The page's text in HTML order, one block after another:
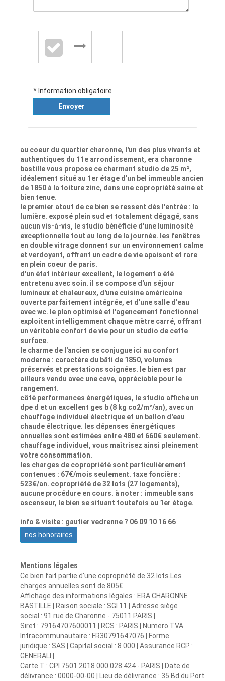
* Information obligatoire
Envoyer
au coeur du quartier charonne, l'un des plus vivants et
authentiques du 11e arrondissement, era charonne
bastille vous propose ce charmant studio de 25 m²,
idéalement situé au 1er étage d'un bel immeuble ancien
de 1850 à la toiture zinc, dans une copropriété saine et
bien tenue.
le premier atout de ce bien se ressent dès l'entrée : la
lumière. exposé plein sud et totalement dégagé, sans
aucun vis-à-vis, le studio bénéficie d'une luminosité
exceptionnelle tout au long de la journée. les fenêtres
en double vitrage donnent sur un environnement calme
et verdoyant, offrant un cadre de vie apaisant et rare
en plein coeur de paris.
d'un état intérieur excellent, le logement a été
entretenu avec soin. il se compose d'un séjour
lumineux et chaleureux, d'une cuisine américaine
ouverte parfaitement intégrée, et d'une salle d'eau
avec wc. le plan optimisé et l'agencement fonctionnel
exploitent intelligemment chaque mètre carré, offrant
un véritable confort de vie pour un studio de cette
surface.
le charme de l'ancien se conjugue ici au confort
moderne : caractère du bâti de 1850, volumes
préservés et prestations soignées. le bien est par
ailleurs vendu avec une cave, appréciable pour le
rangement.
côté performances énergétiques, le studio affiche un
dpe d et un excellent ges b (8 kg co2/m²/an), avec un
chauffage individuel électrique et un ballon d'eau
chaude électrique. les dépenses énergétiques
annuelles sont estimées entre 480 et 660€ seulement.
chauffage individuel, vous maîtrisez ainsi pleinement
votre consommation.
les charges de copropriété sont particulièrement
contenues : 67€/mois seulement. taxe foncière :
523€/an. copropriété de 32 lots (27 logements),
aucune procédure en cours. à noter : immeuble sans
ascenseur, le bien se situant toutefois au 1er étage.
info & visite : gautier vedrenne ? 06 09 10 16 66
nos honoraires
Mentions légales
Ce bien fait partie d'une copropriété de 32 lots.Les
charges annuelles sont de 805€.
Affichage des informations légales : ERA CHARONNE
BASTILLE | Raison sociale : SGI 11 | Adresse siège
social : 91 rue de Charonne - 75011 PARIS |
Siret : 79164707600011 | RCS : PARIS | Numero TVA
Intracommunautaire : FR30791647076 | Forme
juridique : SAS | Capital social : 8 000 | Assurance RCP :
GENERALI |
Carte T : CPI 7501 2018 000 028 424 - PARIS | Date de
délivrance : 0000-00-00 | Lieu de délivrance : 35 Bd du Port